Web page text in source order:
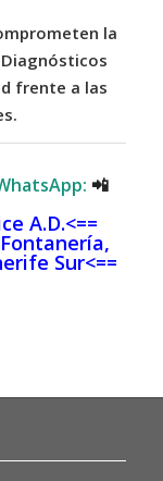
la
frente a las
📲
A.D.<==
Sur<==